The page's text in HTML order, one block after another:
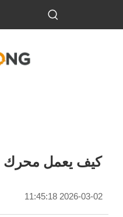
كيف يعمل محرك
2026-03-02 11:45:18